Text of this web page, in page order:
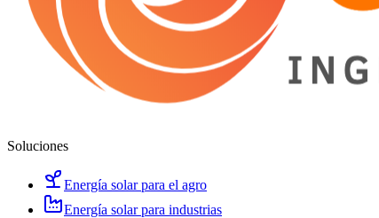
Soluciones
Energía solar para el agro
Energía solar para industrias